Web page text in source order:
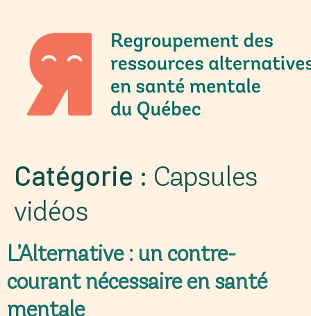
Catégorie : Capsules
vidéos
L’Alternative : un contre-
courant nécessaire en santé
mentale